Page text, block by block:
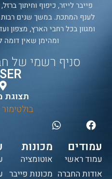
לענף המתכת. במשך שנים
ומגוון בכל רחבי הארץ, מצפון
ומהימן שאין דומה
סניף רשמי של
תצוגת
בולטימור 21, עכו.
עמודים
עמוד ראשי
אודות החברה
מכונות
אוטומציה
מכונות פייבר